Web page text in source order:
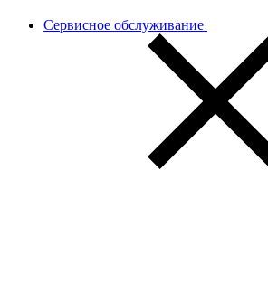
Сервисное обслуживание